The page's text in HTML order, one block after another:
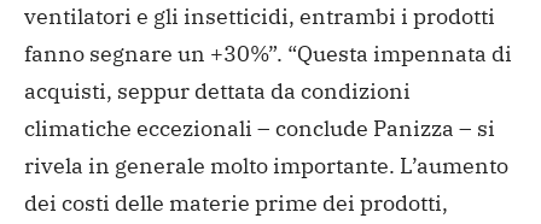
ventilatori e gli insetticidi, entrambi i prodotti
fanno segnare un +30%”. “Questa impennata di
acquisti, seppur dettata da condizioni
climatiche eccezionali – conclude Panizza – si
rivela in generale molto importante. L’aumento
dei costi delle materie prime dei prodotti,